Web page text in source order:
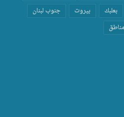
بعلبك بيروت
جنوب لبنان
مناطق